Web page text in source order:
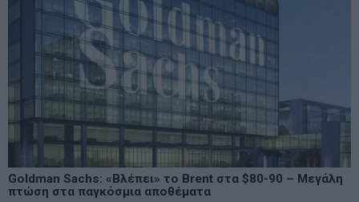
Goldman Sachs: «Βλέπει» το Brent στα $80-90 – Μεγάλη
πτώση στα παγκόσμια αποθέματα